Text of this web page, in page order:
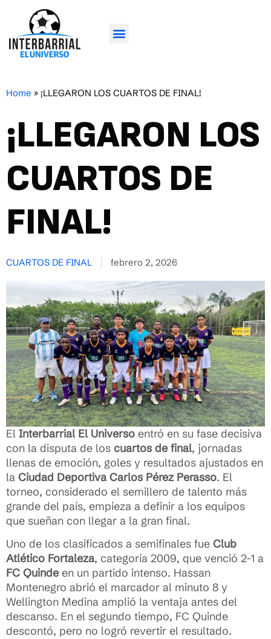
Home » ¡LLEGARON LOS CUARTOS DE FINAL!
¡LLEGARON LOS
CUARTOS DE
FINAL!
CUARTOS DE FINAL febrero 2, 2026
El Interbarrial El Universo entró en su fase decisiva
con la disputa de los cuartos de final, jornadas
llenas de emoción, goles y resultados ajustados en
la Ciudad Deportiva Carlos Pérez Perasso. El
torneo, considerado el semillero de talento más
grande del país, empieza a definir a los equipos
que sueñan con llegar a la gran final.
Uno de los clasificados a semifinales fue Club
Atlético Fortaleza, categoría 2009, que venció 2-1 a
FC Quindeen un partido intenso. Hassan
Montenegro abrió el marcador al minuto 8 y
Wellington Medina amplió la ventaja antes del
descanso. En el segundo tiempo, FC Quinde
descontó, pero no logró revertir el resultado.